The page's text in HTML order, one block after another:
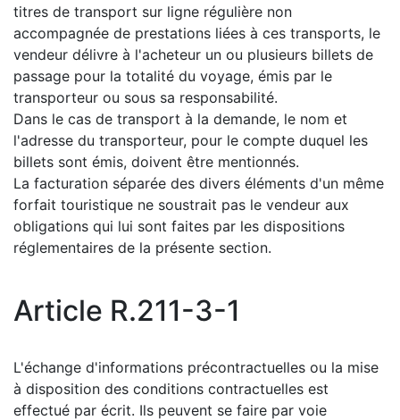
titres de transport sur ligne régulière non
accompagnée de prestations liées à ces transports, le
vendeur délivre à l'acheteur un ou plusieurs billets de
passage pour la totalité du voyage, émis par le
transporteur ou sous sa responsabilité.
Dans le cas de transport à la demande, le nom et
l'adresse du transporteur, pour le compte duquel les
billets sont émis, doivent être mentionnés.
La facturation séparée des divers éléments d'un même
forfait touristique ne soustrait pas le vendeur aux
obligations qui lui sont faites par les dispositions
réglementaires de la présente section.
Article R.211-3-1
L'échange d'informations précontractuelles ou la mise
à disposition des conditions contractuelles est
effectué par écrit. Ils peuvent se faire par voie